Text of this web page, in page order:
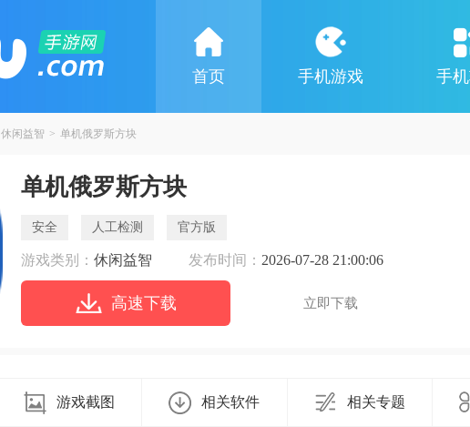
首页 手机游戏 手
休闲益智 > 单机俄罗斯方块
单机俄罗斯方块
安全 人工检测 官方版
游戏类别： 休闲益智 发布时间： 2026-07-28 21:00:06
高速下载 立即下载
游戏截图 相关软件 相关专题